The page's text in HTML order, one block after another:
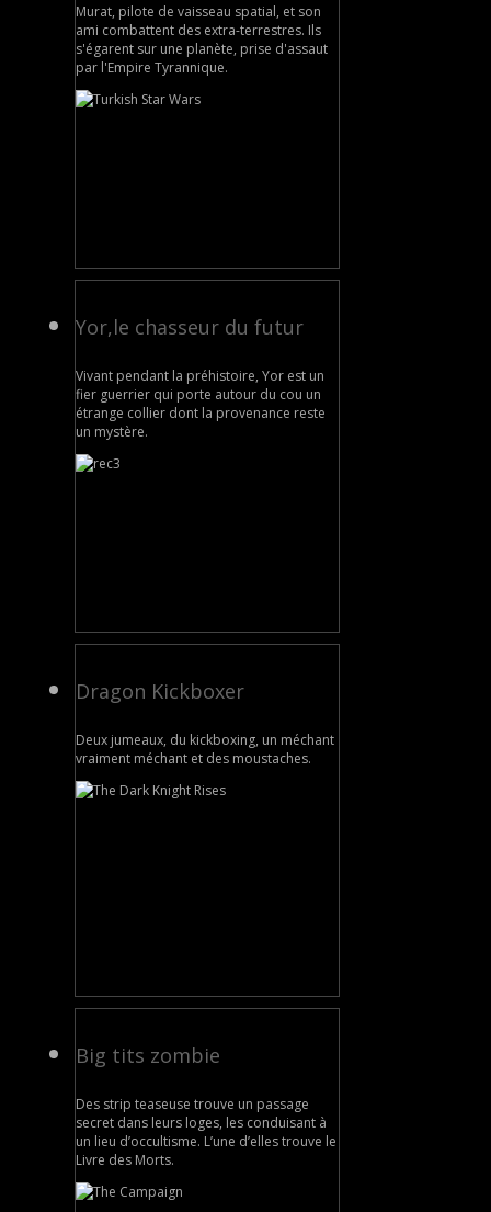
Murat, pilote de vaisseau spatial, et son
ami combattent des extra-terrestres. Ils
s'égarent sur une planète, prise d'assaut
par l'Empire Tyrannique.
Yor,le chasseur du futur
Vivant pendant la préhistoire, Yor est un
fier guerrier qui porte autour du cou un
étrange collier dont la provenance reste
un mystère.
Dragon Kickboxer
Deux jumeaux, du kickboxing, un méchant
vraiment méchant et des moustaches.
Big tits zombie
Des strip teaseuse trouve un passage
secret dans leurs loges, les conduisant à
un lieu d’occultisme. L’une d’elles trouve le
Livre des Morts.